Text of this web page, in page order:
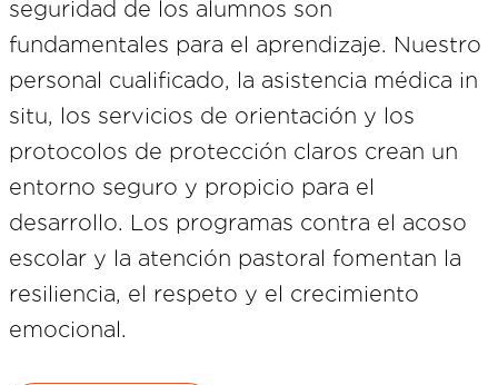
seguridad de los alumnos son
fundamentales para el aprendizaje. Nuestro
personal cualificado, la asistencia médica in
situ, los servicios de orientación y los
protocolos de protección claros crean un
entorno seguro y propicio para el
desarrollo. Los programas contra el acoso
escolar y la atención pastoral fomentan la
resiliencia, el respeto y el crecimiento
emocional.